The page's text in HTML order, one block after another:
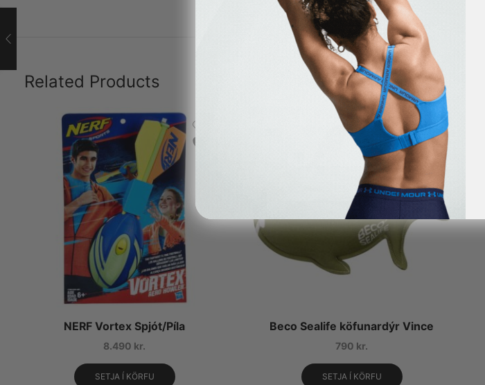
Related Products
NERF Vortex Spjót/Píla
8.490 kr.
SETJA Í KÖRFU
Beco Sealife köfunardýr Vince
790 kr.
SETJA Í KÖRFU